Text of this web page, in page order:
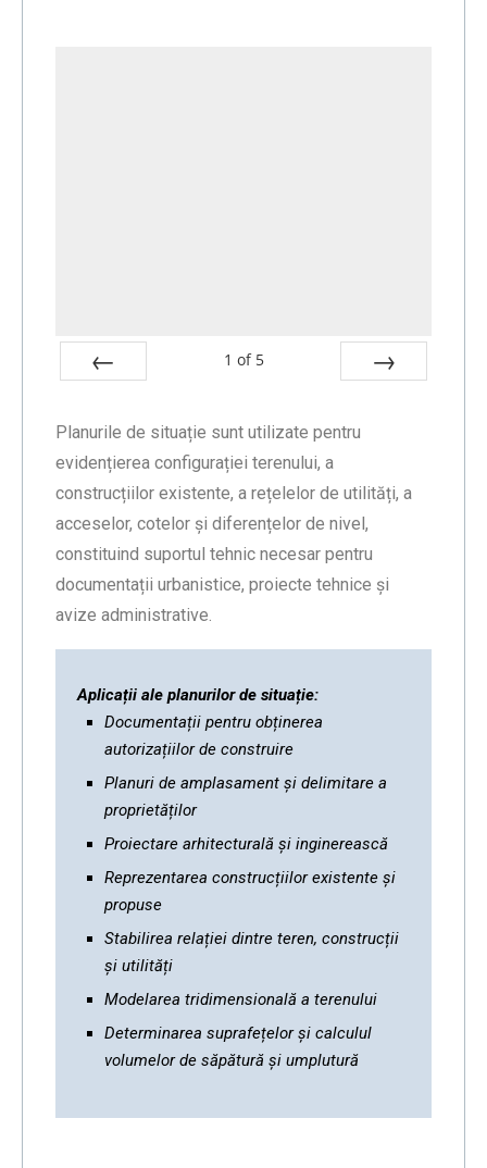
1 of 5
Planurile de situație sunt utilizate pentru
evidențierea configurației terenului, a
construcțiilor existente, a rețelelor de utilități, a
acceselor, cotelor și diferențelor de nivel,
constituind suportul tehnic necesar pentru
documentații urbanistice, proiecte tehnice și
avize administrative.
Aplicații ale planurilor de situație:
Documentații pentru obținerea
autorizațiilor de construire
Planuri de amplasament și delimitare a
proprietăților
Proiectare arhitecturală și inginerească
Reprezentarea construcțiilor existente și
propuse
Stabilirea relației dintre teren, construcții
și utilități
Modelarea tridimensională a terenului
Determinarea suprafețelor și calculul
volumelor de săpătură și umplutură